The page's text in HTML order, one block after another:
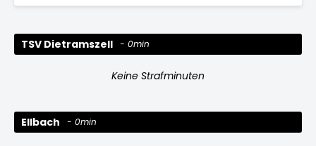
TSV Dietramszell 0min
Keine Strafminuten
Ellbach 0min